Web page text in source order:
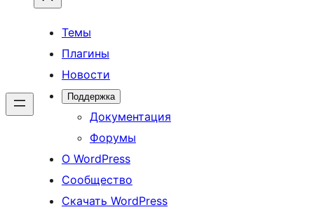
Темы
Плагины
Новости
Поддержка
Документация
Форумы
О WordPress
Сообщество
Скачать WordPress